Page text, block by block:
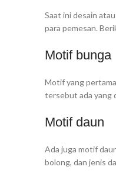
Saat ini desain
para pemesan.
Motif bunga
Motif yang
tersebut ada yang
Motif daun
Ada juga motif
bolong, dan jenis